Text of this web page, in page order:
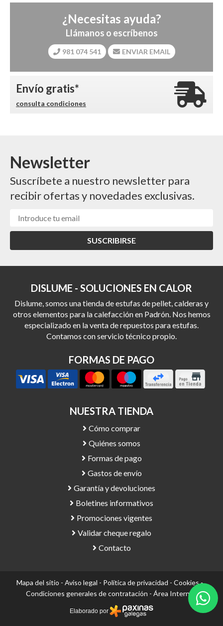
¿Necesitas ayuda?
Llámanos o escríbenos
981 074 541 ENVIAR EMAIL
Envío gratis*
consulta condiciones
Newsletter
Suscríbete a nuestro newsletter para
recibir ofertas y novedades exclusivas.
SUSCRIBIRSE
DISLUME - SOLUCIONES EN CALOR
Dislume, somos una tienda de estufas de pellet, calderas y
otros elementos para la calefacción en Padrón. Nos hemos
especializado en la venta de repuestos para estufas.
Contamos con servicio técnico propio.
FORMAS DE PAGO
NUESTRA TIENDA
Cómo comprar
Quiénes somos
Formas de pago
Gastos de envío
Garantía y devoluciones
Boletines informativos
Promociones vigentes
Validar cheque regalo
Contacto
Mapa del sitio - Aviso legal - Política de privacidad - Cookies-
Condiciones generales de contratación - Área Interna
Elaborado por